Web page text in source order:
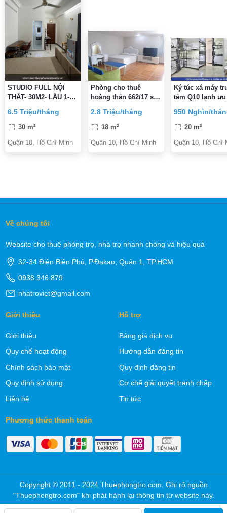
STUDIO FULL NỘI
THẤT- 30M2- LẦU 1-
NGUYỄN TRI
PHƯƠNG vs BÀ HẠT-
6.5 Triệu/tháng
30 m²
Quận 10, Hồ Chí Minh
Phòng cho thuê
hoàng thân 662/17 sư
2.8 Triệu/tháng
18 m²
Quận 10, Hồ Chí Minh
Ký túc xá máy
tâm Q10 lạnh
ngay 300K
950 Nghìn/
20 m²
Quận 10, Hồ Chí
Về chúng tôi
Website cho thuê phòng trọ, nhà trọ nhanh chóng và hiệu quả
32-34 Điện Biên Phủ, P.Đakao, Quận 1, TP.HCM
0938.346.879
nhatroviet@gmail.com
Giới thiệu
Giới thiệu
Quy chế hoạt động
Chính sách bảo mật
Quy định sử dụng
Liên hệ
Hỗ trợ
Bảng giá dịch vụ
Hướng dẫn đăng tin
Quy định đăng tin
Cơ chế giải quyết tranh chấp
Tin tức
Phương thức thanh toán
Copyright © 2011 - 2024 Thuephongtro.com. Ghi rõ nguồn
"Thuephongtro.com" khi phát hành lại thông tin từ website này.